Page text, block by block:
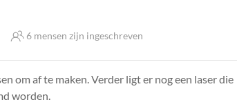
6 mensen zijn ingeschreven
om af te maken. Verder ligt er nog een laser die
worden.